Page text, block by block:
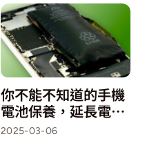
你不能不知道的手機
電池保養，延長電池
壽命必學充電與保養
2025-03-06